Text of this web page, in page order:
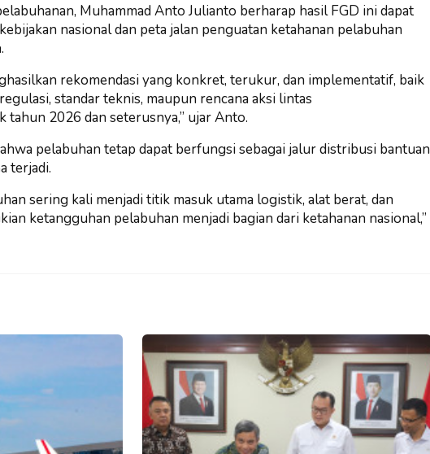
Muhammad Anto Julianto berharap hasil FGD ini dapat
nasional dan peta jalan penguatan ketahanan pelabuhan
rekomendasi yang konkret, terukur, dan implementatif, baik
standar teknis, maupun rencana aksi lintas
2026 dan seterusnya,” ujar Anto.
pelabuhan tetap dapat berfungsi sebagai jalur distribusi bantuan
terjadi.
sering kali menjadi titik masuk utama logistik, alat berat, dan
ketangguhan pelabuhan menjadi bagian dari ketahanan nasional,”